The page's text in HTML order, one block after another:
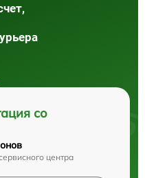
со
центра